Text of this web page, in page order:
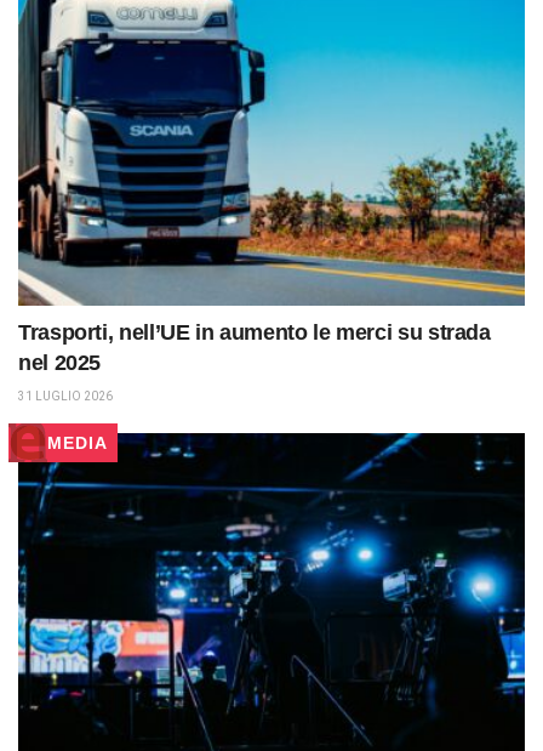
Trasporti, nell’UE in aumento le merci su strada
nel 2025
31 LUGLIO 2026
MEDIA